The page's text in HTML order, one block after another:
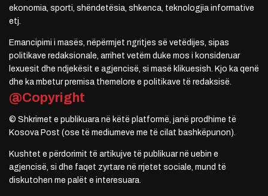
ekonomia, sporti, shëndetësia, shkenca, teknologjia informative
etj.
Emancipimi i masës, nëpërmjet ngritjes së vetëdijes, sipas
politikave redaksionale, arrihet vetëm duke mos i konsideruar
lexuesit dhe ndjekësit e agjencisë, si masë klikuesish. Kjo ka qenë
dhe ka mbetur premisa themelore e politikave të redaksisë.
@Copyright
© Shkrimet e publikuara në këtë platformë, janë prodhime të
Kosova Post (ose të mediumeve me të cilat bashkëpunon).
Kushtet e përdorimit të artikujve të publikuar në uebin e
agjencisë, si dhe faqet zyrtare në rrjetet sociale, mund të
diskutohen me palët e interesuara.